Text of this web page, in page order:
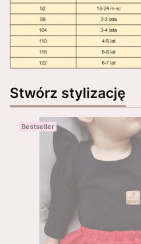
Stwórz stylizację
Bestseller